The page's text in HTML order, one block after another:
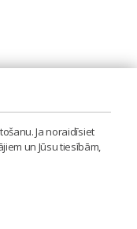
Ja noraidīsiet
un Jūsu tiesībām,